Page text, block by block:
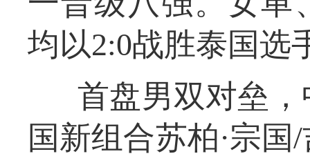
均以2:0战胜泰国选
首盘男双对垒
国新组合苏柏·宗